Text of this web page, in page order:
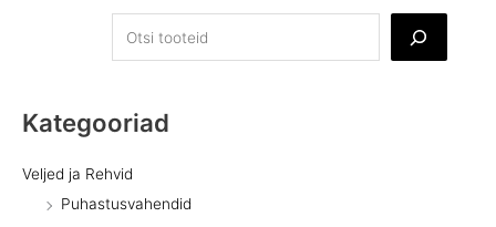
Kategooriad
Veljed ja Rehvid
Puhastusvahendid